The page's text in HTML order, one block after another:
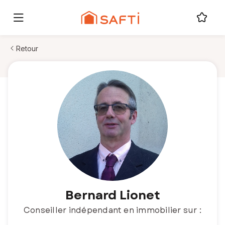
Retour
Bernard Lionet
Conseiller indépendant en immobilier sur :